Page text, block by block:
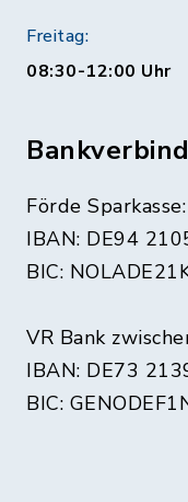
Freitag:
08:30-12:00 Uhr
Förde Sparkasse:
IBAN: DE94
BIC:
VR Bank
IBAN: DE73
BIC: